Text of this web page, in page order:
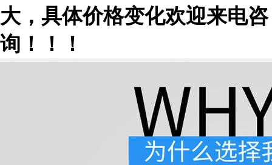
大，具体价格变化欢迎来电咨
询！！！